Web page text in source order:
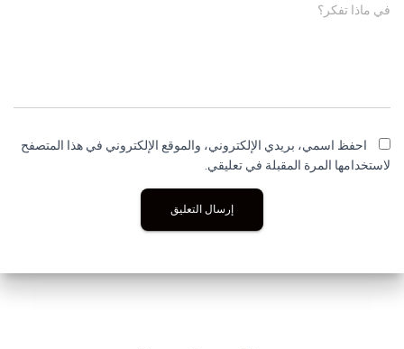
في ماذا تفكر؟
احفظ اسمي، بريدي الإلكتروني، والموقع الإلكتروني في هذا المتصفح
لاستخدامها المرة المقبلة في تعليقي.